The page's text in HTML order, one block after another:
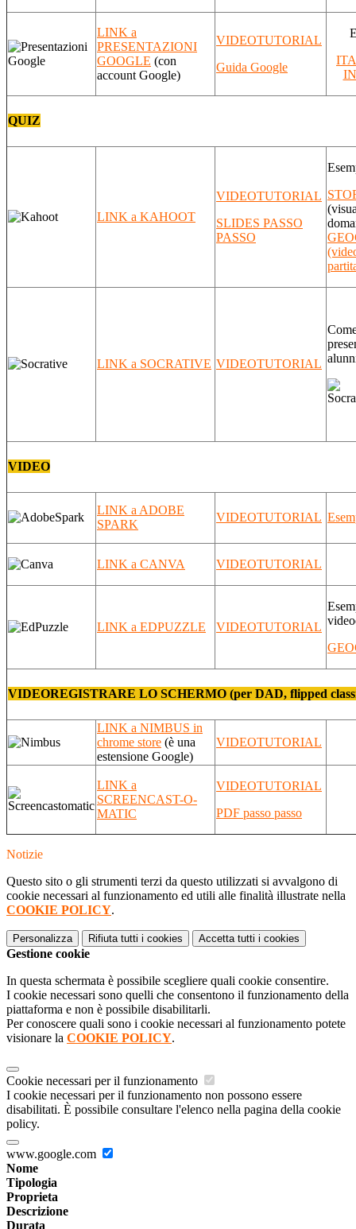
LINK a
PRESENTAZIONI
GOOGLE (con
account Google)
VIDEOTUTORIAL
Guida Google
QUIZ
LINK a KAHOOT
VIDEOTUTORIAL
SLIDES PASSO
PASSO
LINK a SOCRATIVE VIDEOTUTORIAL
VIDEO
LINK a ADOBE
SPARK
VIDEOTUTORIAL
LINK a CANVA VIDEOTUTORIAL
LINK a EDPUZZLE VIDEOTUTORIAL
VIDEOREGISTRARE LO SCHERMO (per DAD, flipped
LINK a NIMBUS in
chrome store (è una
estensione Google)
VIDEOTUTORIAL
LINK a
SCREENCAST-O-
MATIC
VIDEOTUTORIAL
PDF passo passo
Notizie
Questo sito o gli strumenti terzi da questo utilizzati si avvalgono di
cookie necessari al funzionamento ed utili alle finalità illustrate nella
COOKIE POLICY.
Personalizza Rifiuta tutti i cookies Accetta tutti i cookies
Gestione cookie
In questa schermata è possibile scegliere quali cookie consentire.
I cookie necessari sono quelli che consentono il funzionamento della
piattaforma e non è possibile disabilitarli.
Per conoscere quali sono i cookie necessari al funzionamento potete
visionare la COOKIE POLICY.
Cookie necessari per il funzionamento
I cookie necessari per il funzionamento non possono essere
disabilitati. È possibile consultare l'elenco nella pagina della cookie
policy.
www.google.com
Nome
Tipologia
Proprieta
Descrizione
Durata